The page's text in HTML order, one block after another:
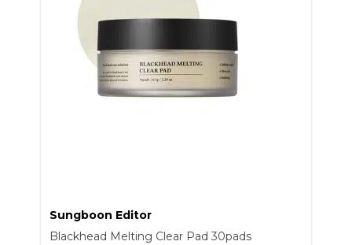
Sungboon Editor
Blackhead Melting Clear Pad 30pads